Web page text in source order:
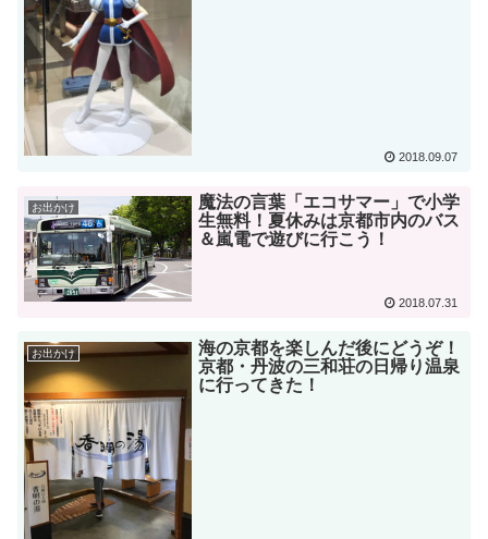
2018.09.07
お出かけ
魔法の言葉「エコサマー」で小学
生無料！夏休みは京都市内のバス
＆嵐電で遊びに行こう！
2018.07.31
お出かけ
海の京都を楽しんだ後にどうぞ！
京都・丹波の三和荘の日帰り温泉
に行ってきた！